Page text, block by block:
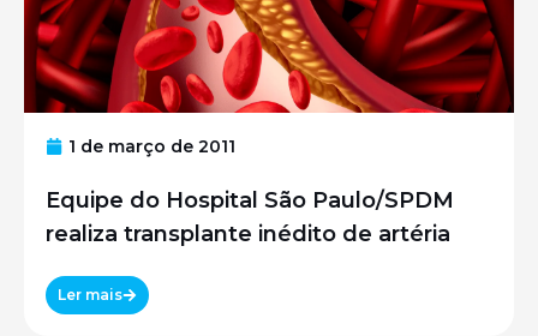
1 de março de 2011
Equipe do Hospital São Paulo/SPDM
realiza transplante inédito de artéria
Ler mais